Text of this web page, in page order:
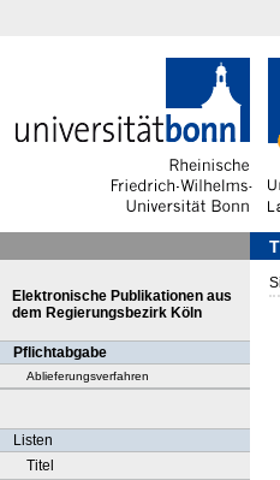
Elektronische Publikationen aus
dem Regierungsbezirk Köln
Pflichtabgabe
Ablieferungsverfahren
Listen
Titel